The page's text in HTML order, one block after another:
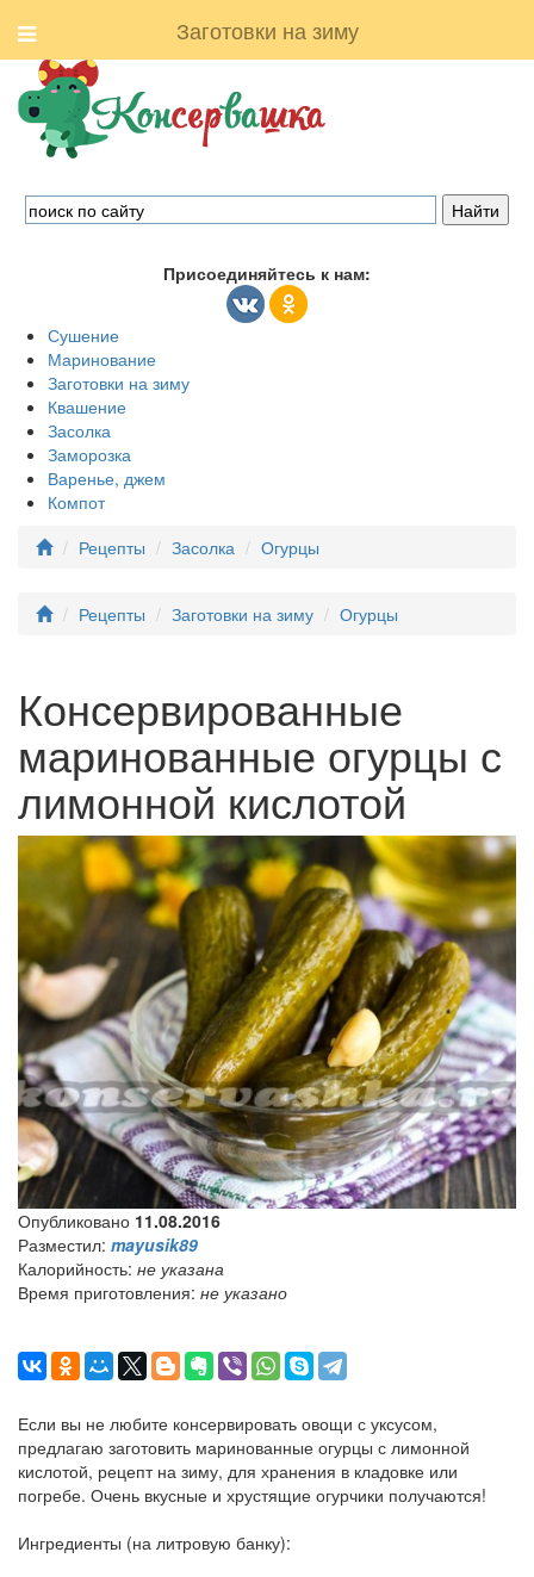
Заготовки на зиму
Присоединяйтесь к нам:
Сушение
Маринование
Заготовки на зиму
Квашение
Засолка
Заморозка
Варенье, джем
Компот
Рецепты
Засолка Огурцы
Рецепты Заготовки на зиму Огурцы
Консервированные
маринованные огурцы с
лимонной кислотой
Опубликовано 11.08.2016
Разместил: mayusik89
Калорийность: не указана
Время приготовления: не указано
Если вы не любите консервировать овощи с уксусом,
предлагаю заготовить маринованные огурцы с лимонной
кислотой, рецепт на зиму, для хранения в кладовке или
погребе. Очень вкусные и хрустящие огурчики получаются!
Ингредиенты (на литровую банку):